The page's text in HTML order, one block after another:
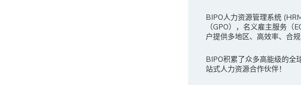
BIPO人力资源管理系统
（GPO），名义雇主服务
户提供多地区、高效率、合规
BIPO积累了众多高能级的全
站式人力资源合作伙伴！